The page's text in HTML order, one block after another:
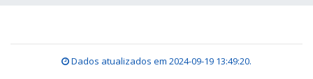
Dados atualizados em 2024-09-19 13:49:20.